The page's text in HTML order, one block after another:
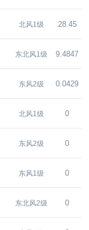
北风1级 28.45
东北风1级 9.4847
东风2级 0.0429
北风1级 0
东风2级 0
东风1级 0
东北风2级 0